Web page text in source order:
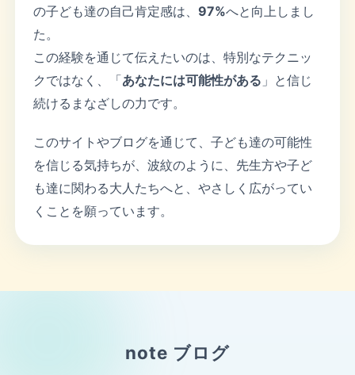
の子ども達の自己肯定感は、 97%へと向上しまし
た。
この経験を通じて伝えたいのは、特別なテクニッ
クではなく、「あなたには可能性がある 」と信じ
続けるまなざしの力です。
このサイトやブログを通じて、子ども達の可能性
を信じる気持ちが、波紋のように、先生方や子ど
も達に関わる大人たちへと、やさしく広がってい
くことを願っています。
note ブログ